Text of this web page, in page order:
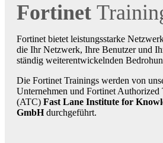
Fortinet
Fortinet bietet leistungsstarke
die Ihr Netzwerk, Ihre Benutzer und
ständig weiterentwickelnden
Die Fortinet Trainings werden von
Unternehmen und Fortinet Authorized
(ATC) Fast Lane Institute for
GmbHdurchgeführt.